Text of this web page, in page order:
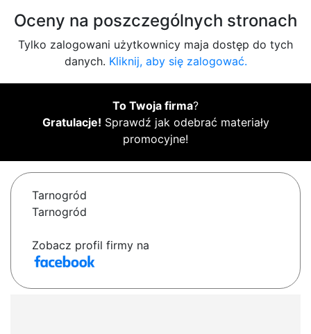
Oceny na poszczególnych stronach
Tylko zalogowani użytkownicy maja dostęp do tych
danych. Kliknij, aby się zalogować.
To Twoja firma?
Gratulacje! Sprawdź jak odebrać materiały
promocyjne!
Tarnogród
Tarnogród
Zobacz profil firmy na